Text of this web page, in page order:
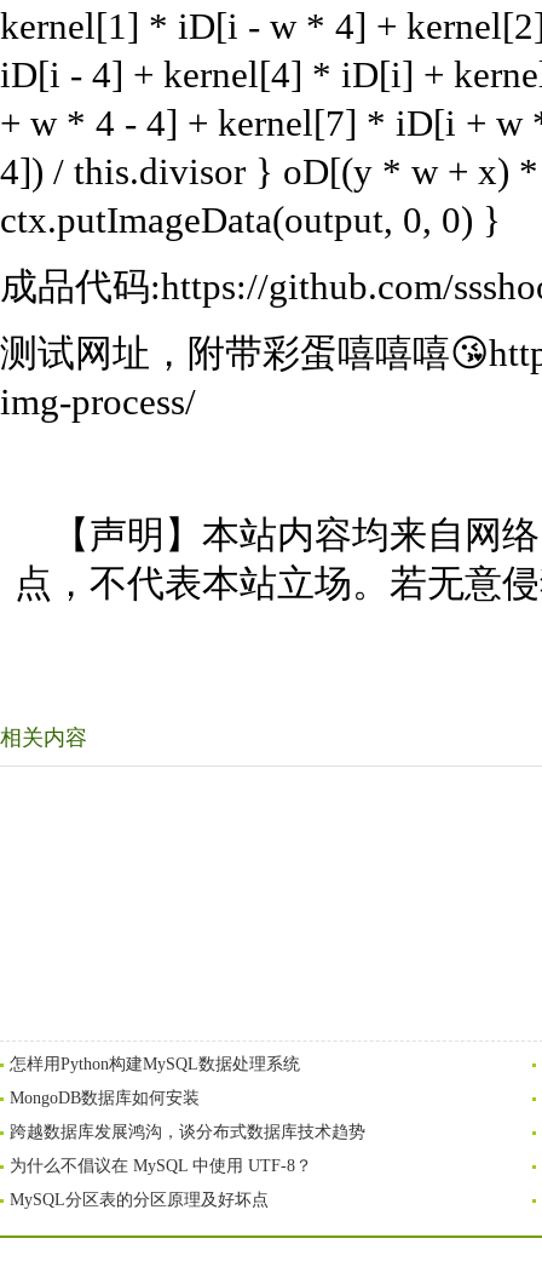
kernel[1] * iD[i - w * 4] +
iD[i - 4] + kernel[4] * iD[i] +
+ w * 4 - 4] + kernel[7] * iD[i +
4]) / this.divisor } oD[(y * w + x)
ctx.putImageData(output, 0, 0) }
成品代码:https://github.com/
测试网址，附带彩蛋嘻嘻嘻
img-process/
【声明】本站内容均来自网
点，不代表本站立场。若无意
相关内容
怎样用Python构建MySQL数据处理系统
MongoDB数据库如何安装
跨越数据库发展鸿沟，谈分布式数据库技术趋势
为什么不倡议在 MySQL 中使用 UTF-8？
MySQL分区表的分区原理及好坏点